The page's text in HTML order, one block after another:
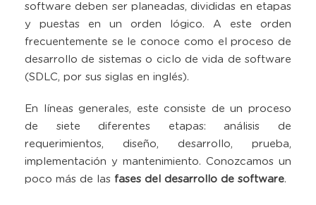
software deben ser planeadas, divididas en etapas
y puestas en un orden lógico. A este orden
frecuentemente se le conoce como el proceso de
desarrollo de sistemas o ciclo de vida de software
(SDLC, por sus siglas en inglés).
En líneas generales, este consiste de un proceso
de siete diferentes etapas: análisis de
requerimientos, diseño, desarrollo, prueba,
implementación y mantenimiento. Conozcamos un
poco más de las fases del desarrollo de software.